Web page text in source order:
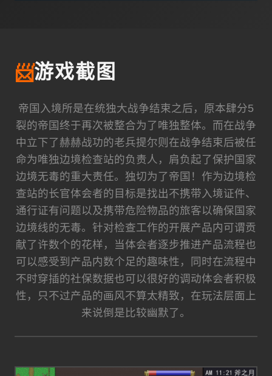
📨游戏截图
帝国入境所是在统独大战争结束之后，原本肆分5
裂的帝国终于再次被整合为了唯独整体。而在战争
中立下了赫赫战功的老兵提尔则在战争结束后被任
命为唯独边境检查站的负责人，肩负起了保护国家
边境无毒的重大责任。独切为了帝国！作为边境检
查站的长官体会者的目标是找出不携带入境证件、
通行证有问题以及携带危险物品的旅客以确保国家
边境线的无毒。针对检查工作的开展产品内可谓贡
献了许数个的花样，当体会者逐步推进产品流程也
可以感受到产品内数个足的趣味性，同时在流程中
不时穿插的社保数据也可以很好的调动体会者积极
性，只不过产品的画风不算太精致，在玩法层面上
来说倒是比较幽默了。